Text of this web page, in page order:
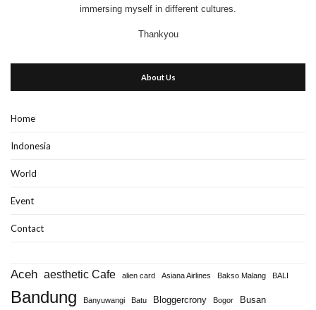
immersing myself in different cultures.
Thankyou
About Us
Home
Indonesia
World
Event
Contact
Aceh aesthetic Cafe alien card Asiana Airlines Bakso Malang BALI
Bandung Banyuwangi Batu Bloggercrony Bogor Busan